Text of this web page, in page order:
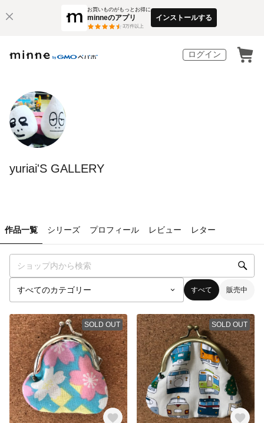
お買いものがもっとお得に
minneのアプリ
3万件以上
インストールする
ログイン
yuriai'S GALLERY
作品一覧 シリーズ プロフィール レビュー レター
すべて 販売中
SOLD OUT SOLD OUT